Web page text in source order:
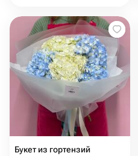
Букет из гортензий